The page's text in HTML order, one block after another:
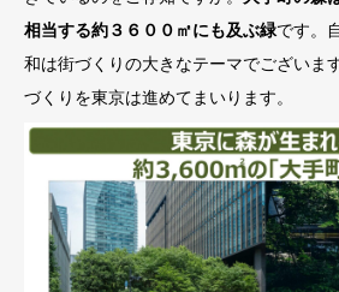
相当する約３６００㎡にも及ぶ緑です。
和は街づくりの大きなテーマでございま
づくりを東京は進めてまいります。